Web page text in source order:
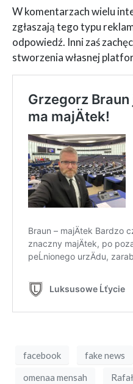
W komentarzach wielu
zgłaszają tego typu
odpowiedź. Inni zaś
stworzenia własnej
facebook fake news
omenaa mensah